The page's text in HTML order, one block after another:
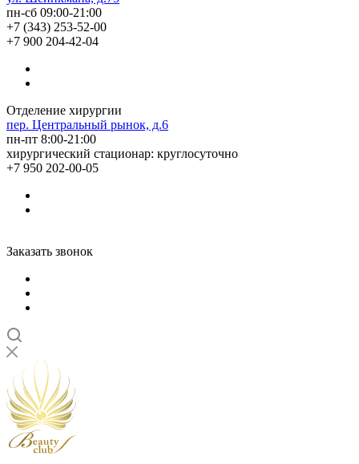
пн-сб 09:00-21:00
+7 (343) 253-52-00
+7 900 204-42-04
Отделение хирургии
пер. Центральный рынок, д.6
пн-пт 8:00-21:00
хирургический стационар: круглосуточно
+7 950 202-00-05
Заказать звонок